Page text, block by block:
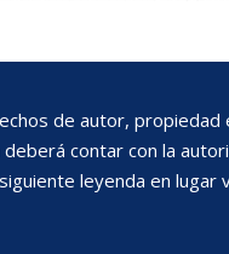
de autor,
contar con la
leyenda en lugar